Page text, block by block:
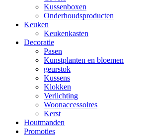
Kussenboxen
Onderhoudsproducten
Keuken
Keukenkasten
Decoratie
Pasen
Kunstplanten en bloemen
geurstok
Kussens
Klokken
Verlichting
Woonaccessoires
Kerst
Houtmanden
Promoties